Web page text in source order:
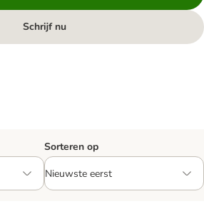
Schrijf nu
Sorteren op